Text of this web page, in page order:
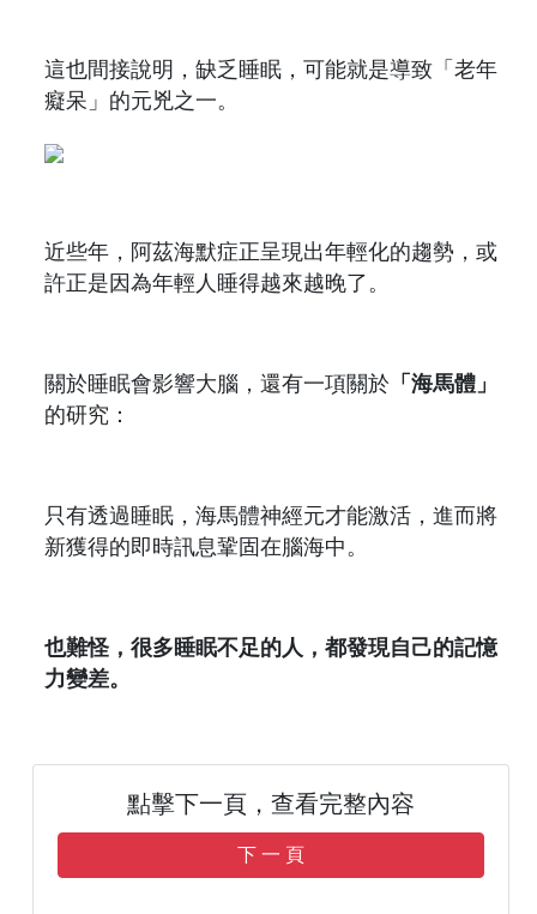
這也間接說明，缺乏睡眠，可能就是導致「老年
癡呆」的元兇之一。
近些年，阿茲海默症正呈現出年輕化的趨勢，或
許正是因為年輕人睡得越來越晚了。
關於睡眠會影響大腦，還有一項關於 「海馬體」
的研究：
只有透過睡眠，海馬體神經元才能激活，進而將
新獲得的即時訊息鞏固在腦海中。
也難怪，很多睡眠不足的人，都發現自己的記憶
力變差。
點擊下一頁，查看完整內容
下 一 頁